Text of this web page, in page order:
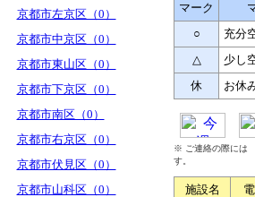
京都市左京区（0）
京都市中京区（0）
京都市東山区（0）
京都市下京区（0）
京都市南区（0）
京都市右京区（0）
京都市伏見区（0）
京都市山科区（0）
マーク
○
充分
△
少し
休
お休
※ ご連絡の際には
す。
施設名